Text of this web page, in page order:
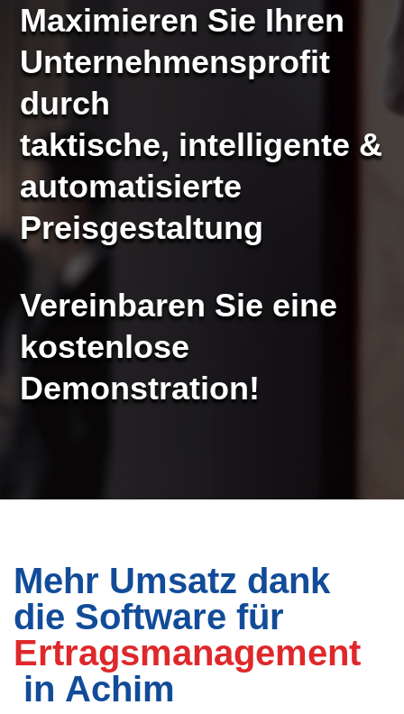
Maximieren Sie Ihren
Unternehmensprofit
durch
taktische, intelligente &
automatisierte
Preisgestaltung
Vereinbaren Sie eine
kostenlose
Demonstration!
Mehr Umsatz dank
die Software für
Ertragsmanagement
in Achim